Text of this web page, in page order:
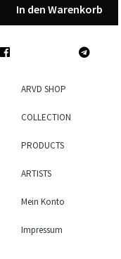
In den Warenkorb
ARVD SHOP
COLLECTION
PRODUCTS
ARTISTS
Mein Konto
Impressum